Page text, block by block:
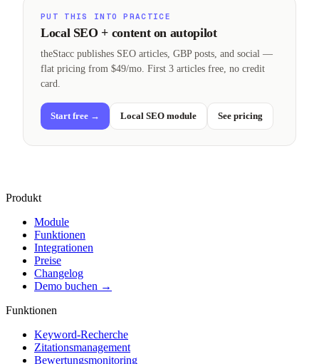
PUT THIS INTO PRACTICE
Local SEO + content on autopilot
theStacc publishes SEO articles, GBP posts, and social —
flat pricing from $49/mo. First 3 articles free, no credit
card.
Start free → Local SEO module See pricing
Produkt
Module
Funktionen
Integrationen
Preise
Changelog
Demo buchen →
Funktionen
Keyword-Recherche
Zitationsmanagement
Bewertungsmonitoring